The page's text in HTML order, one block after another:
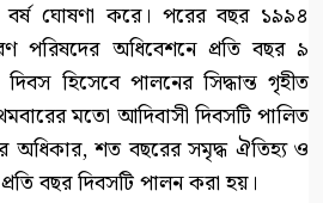
বর্ষ ঘোষণা করে। পরের বছর ১৯৯৪
পরিষদের অধিবেশনে প্রতি বছর ৯
হিসেবে পালনের সিদ্ধান্ত গৃহীত
মতো আদিবাসী দিবসটি পালিত
অধিকার, শত বছরের সমৃদ্ধ ঐতিহ্য ও
বছর দিবসটি পালন করা হয়।